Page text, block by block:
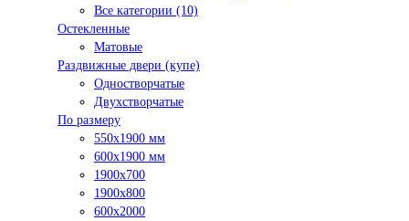
Все категории (10)
Остекленные
Матовые
Раздвижные двери (купе)
Одностворчатые
Двухстворчатые
По размеру
550x1900 мм
600x1900 мм
1900х700
1900х800
600x2000